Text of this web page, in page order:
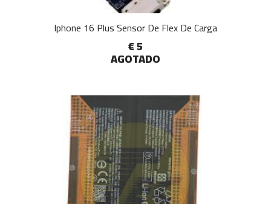
Iphone 16 Plus Sensor De Flex De Carga
€ 5
AGOTADO